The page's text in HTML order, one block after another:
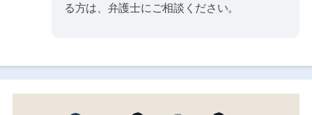
る方は、弁護士にご相談ください。